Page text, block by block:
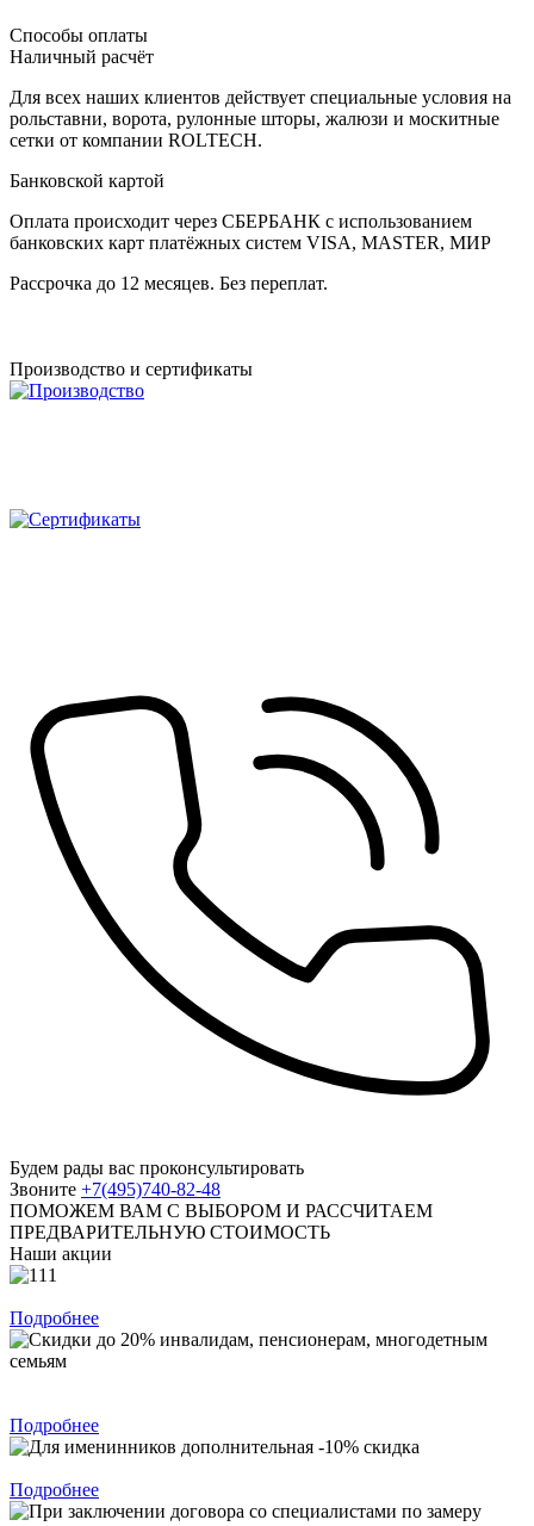
Способы оплаты
Наличный расчёт
Для всех наших клиентов действует специальные условия на
рольставни, ворота, рулонные шторы, жалюзи и москитные
сетки от компании ROLTECH.
Банковской картой
Оплата происходит через СБЕРБАНК с использованием
банковских карт платёжных систем VISA, MASTER, МИР
Рассрочка до 12 месяцев. Без переплат.
Производство и сертификаты
Будем рады вас проконсультировать
Звоните +7(495)740-82-48
ПОМОЖЕМ ВАМ С ВЫБОРОМ И РАССЧИТАЕМ
ПРЕДВАРИТЕЛЬНУЮ СТОИМОСТЬ
Наши акции
Подробнее
Подробнее
Подробнее